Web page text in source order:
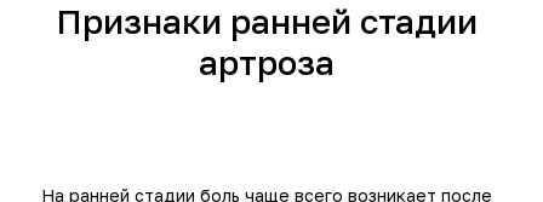
Признаки ранней стадии
артроза
На ранней стадии боль чаще всего возникает после